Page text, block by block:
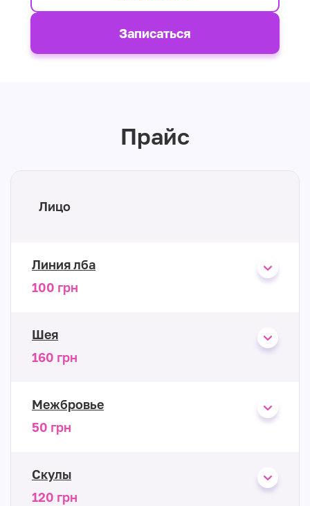
Записаться
Прайс
Лицо
Линия лба
100 грн
Шея
160 грн
Межбровье
50 грн
Скулы
120 грн